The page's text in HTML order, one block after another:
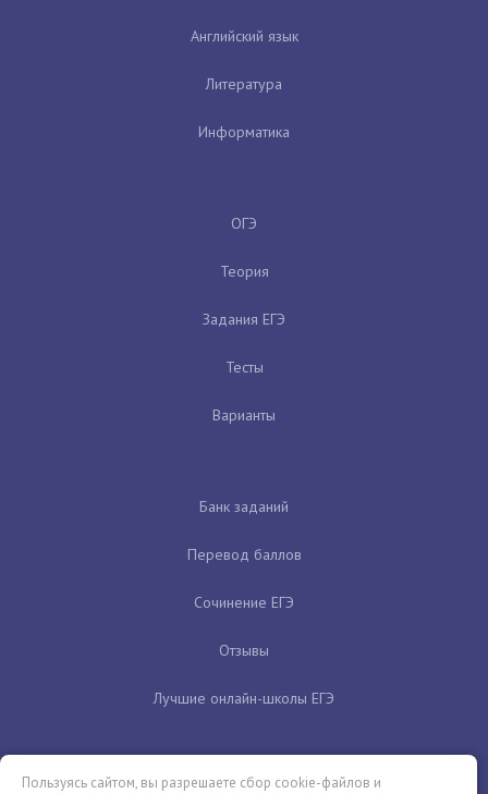
Английский язык
Литература
Информатика
ОГЭ
Теория
Задания ЕГЭ
Тесты
Варианты
Банк заданий
Перевод баллов
Сочинение ЕГЭ
Отзывы
Лучшие онлайн-школы ЕГЭ
Пользуясь сайтом, вы разрешаете сбор cookie-файлов и